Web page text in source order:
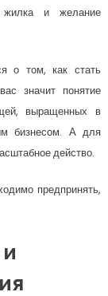
жилка и желание
о том, как стать
значит понятие
выращенных в
бизнесом. А для
действо.
предпринять,